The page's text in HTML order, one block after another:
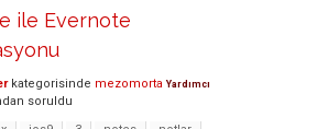
ile Evernote
kategorisinde mezomorta Yardımcı
soruldu